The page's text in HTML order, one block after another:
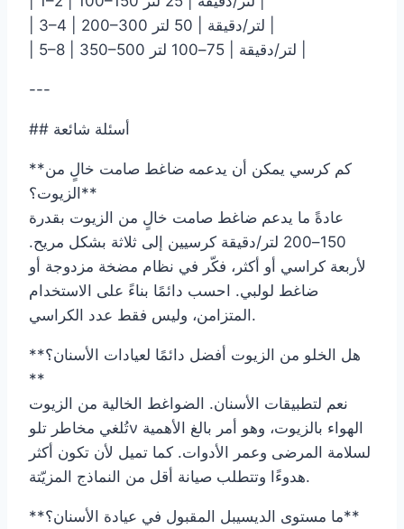
---
## أسئلة شائعة
**كم كرسي يمكن أن يدعمه ضاغط صامت خالٍ من
الزيوت؟**
عادةً ما يدعم ضاغط صامت خالٍ من الزيوت بقدرة
150–200 لتر/دقيقة كرسيين إلى ثلاثة بشكل مريح.
لأربعة كراسي أو أكثر، فكّر في نظام مضخة مزدوجة أو
ضاغط لولبي. احسب دائمًا بناءً على الاستخدام
المتزامن، وليس فقط عدد الكراسي.
**هل الخلو من الزيوت أفضل دائمًا لعيادات الأسنان؟
**
نعم لتطبيقات الأسنان. الضواغط الخالية من الزيوت
تُلغي مخاطر تلوν الهواء بالزيوت، وهو أمر بالغ الأهمية
لسلامة المرضى وعمر الأدوات. كما تميل لأن تكون أكثر
هدوءًا وتتطلب صيانة أقل من النماذج المزيّتة.
**ما مستوى الديسيبل المقبول في عيادة الأسنان؟**